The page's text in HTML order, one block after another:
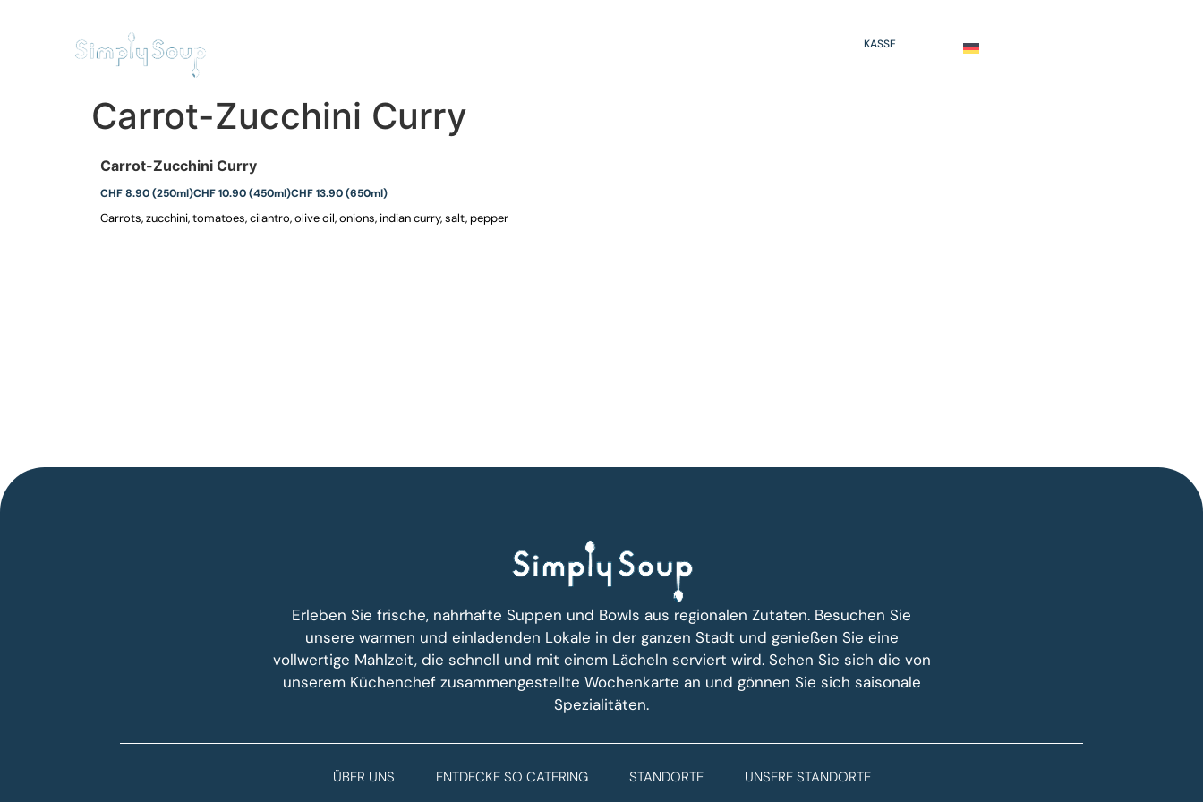
KASSE
Carrot-Zucchini Curry
Carrot-Zucchini Curry
CHF 8.90 (250ml)CHF 10.90 (450ml)CHF 13.90 (650ml)
Carrots, zucchini, tomatoes, cilantro, olive oil, onions, indian curry, salt, pepper
Erleben Sie frische, nahrhafte Suppen und Bowls aus regionalen Zutaten. Besuchen Sie
unsere warmen und einladenden Lokale in der ganzen Stadt und genießen Sie eine
vollwertige Mahlzeit, die schnell und mit einem Lächeln serviert wird. Sehen Sie sich die von
unserem Küchenchef zusammengestellte Wochenkarte an und gönnen Sie sich saisonale
Spezialitäten.
ÜBER UNS ENTDECKE SO CATERING STANDORTE UNSERE STANDORTE